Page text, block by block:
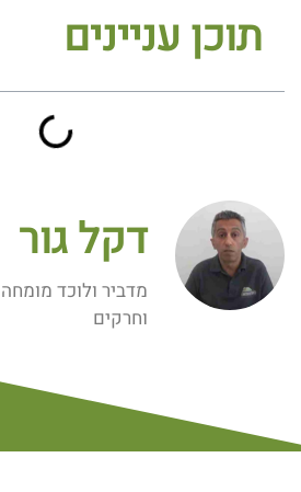
תוכן עניינים
דקל גור
מדביר ולוכד
וחרקים